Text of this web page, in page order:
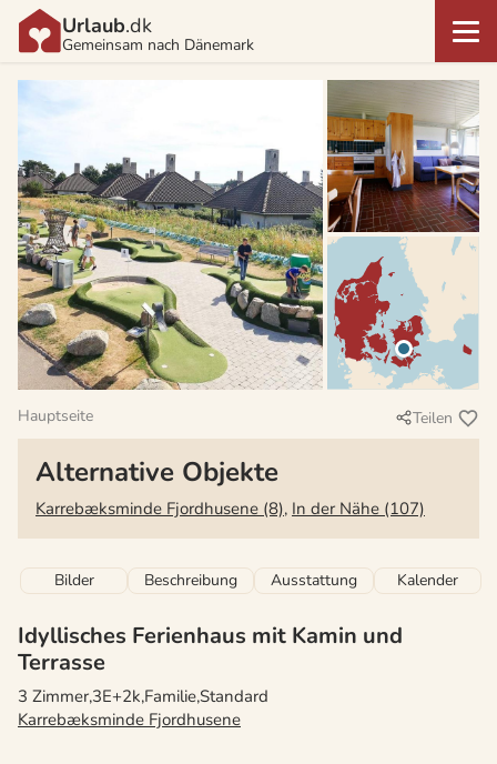
Urlaub.dk
Gemeinsam nach Dänemark
Hauptseite Teilen
Alternative Objekte
Karrebæksminde Fjordhusene (8), In der Nähe (107)
Bilder Beschreibung Ausstattung Kalender
Idyllisches Ferienhaus mit Kamin und
Terrasse
3 Zimmer,3E+2k,Familie,Standard
Karrebæksminde Fjordhusene